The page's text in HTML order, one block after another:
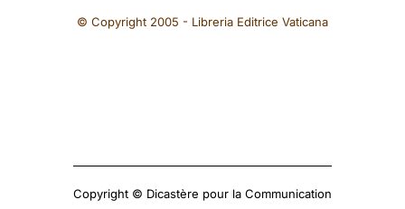
© Copyright 2005 - Libreria Editrice Vaticana
Copyright © Dicastère pour la Communication